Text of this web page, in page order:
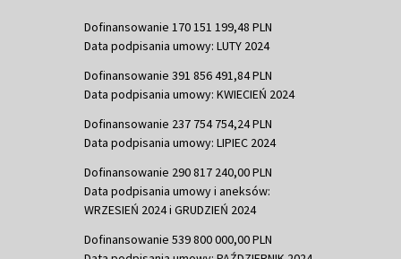
Dofinansowanie 170 151 199,48 PLN
Data podpisania umowy: LUTY 2024
Dofinansowanie 391 856 491,84 PLN
Data podpisania umowy: KWIECIEŃ 2024
Dofinansowanie 237 754 754,24 PLN
Data podpisania umowy: LIPIEC 2024
Dofinansowanie 290 817 240,00 PLN
Data podpisania umowy i aneksów:
WRZESIEŃ 2024 i GRUDZIEŃ 2024
Dofinansowanie 539 800 000,00 PLN